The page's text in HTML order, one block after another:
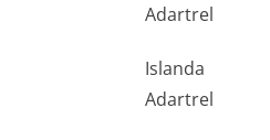
Adartrel
Islanda
Adartrel